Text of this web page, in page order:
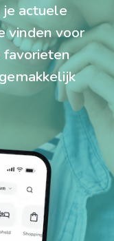
actuele
vinden voor
favorieten